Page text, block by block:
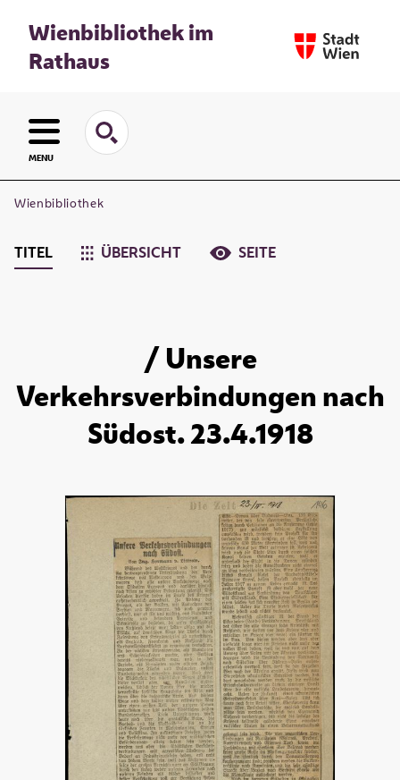
Wienbibliothek im
Rathaus
MENU
Wienbibliothek
TITEL ÜBERSICHT SEITE
/ Unsere
Verkehrsverbindungen nach
Südost. 23.4.1918